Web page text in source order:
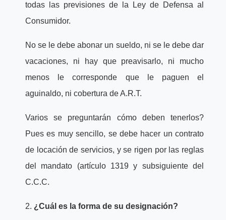
todas las previsiones de la Ley de Defensa al
Consumidor.
No se le debe abonar un sueldo, ni se le debe dar
vacaciones, ni hay que preavisarlo, ni mucho
menos le corresponde que le paguen el
aguinaldo, ni cobertura de A.R.T.
Varios se preguntarán cómo deben tenerlos?
Pues es muy sencillo, se debe hacer un contrato
de locación de servicios, y se rigen por las reglas
del mandato (artículo 1319 y subsiguiente del
C.C.C.
2. ¿Cuál es la forma de su designación?